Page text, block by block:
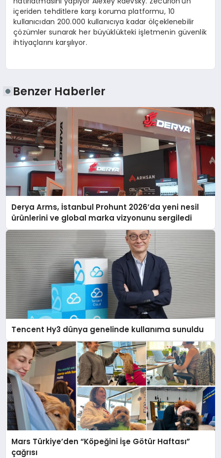
içeriden tehditlere karşı koruma platformu, 10
kullanıcıdan 200.000 kullanıcıya kadar ölçeklenebilir
çözümler sunarak her büyüklükteki işletmenin güvenlik
ihtiyaçlarını karşılıyor.
Benzer Haberler
Derya Arms, İstanbul Prohunt 2026’da yeni nesil
ürünlerini ve global marka vizyonunu sergiledi
Tencent Hy3 dünya genelinde kullanıma sunuldu
Mars Türkiye’den “Köpeğini İşe Götür Haftası”
çağrısı